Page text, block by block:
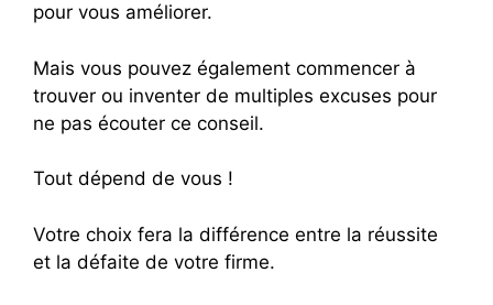
pour vous améliorer.
Mais vous pouvez également commencer à
trouver ou inventer de multiples excuses pour
ne pas écouter ce conseil.
Tout dépend de vous !
Votre choix fera la différence entre la réussite
et la défaite de votre firme.